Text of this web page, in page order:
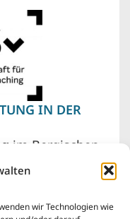
wir Technologien wie
IN DER
im Bergischen
Solingen. Vor
Düsseldorf,